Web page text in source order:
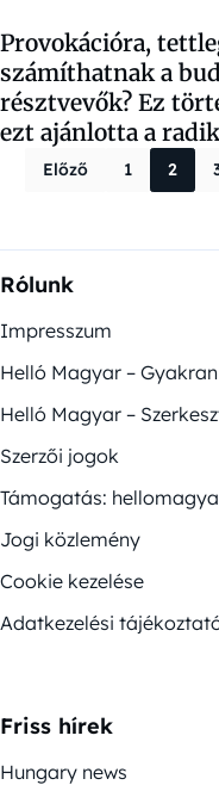
Provokációra,
számíthatnak a
résztvevők? Ez
ezt ajánlotta a
Előző 1 2
Rólunk
Impresszum
Helló Magyar –
Helló Magyar –
Szerzői jogok
Támogatás:
Jogi közlemény
Cookie kezelése
Adatkezelési
Friss hírek
Hungary news